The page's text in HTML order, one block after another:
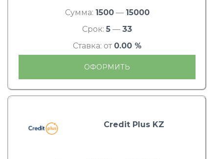
Сумма: 1500— 15000
Срок: 5 — 33
Ставка: от 0.00 %
ОФОРМИТЬ
Credit Plus KZ